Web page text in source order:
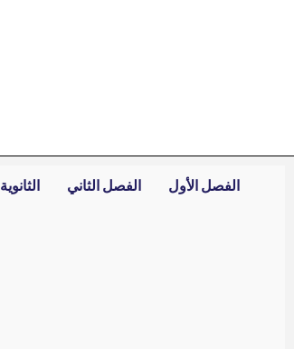
الفصل الأول الفصل الثاني الثانوية